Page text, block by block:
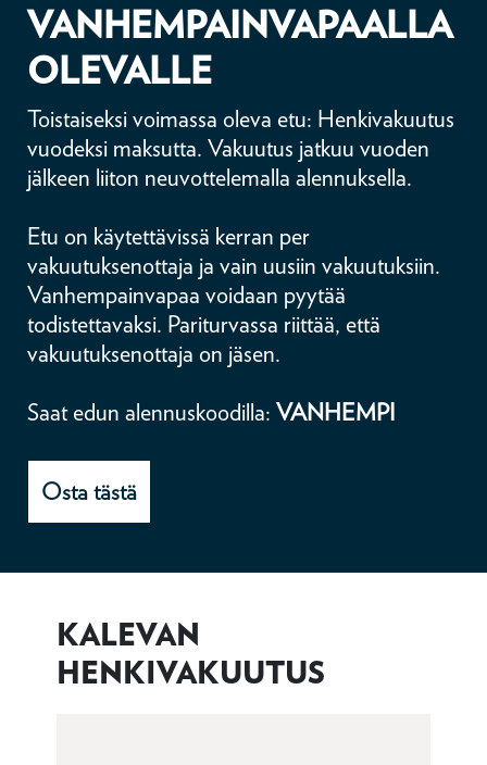
VANHEMPAINVAPAALLA
OLEVALLE
Toistaiseksi voimassa oleva etu: Henkivakuutus
vuodeksi maksutta. Vakuutus jatkuu vuoden
jälkeen liiton neuvottelemalla alennuksella.
Etu on käytettävissä kerran per
vakuutuksenottaja ja vain uusiin vakuutuksiin.
Vanhempainvapaa voidaan pyytää
todistettavaksi. Pariturvassa riittää, että
vakuutuksenottaja on jäsen.
Saat edun alennuskoodilla: VANHEMPI
Osta tästä
KALEVAN
HENKIVAKUUTUS